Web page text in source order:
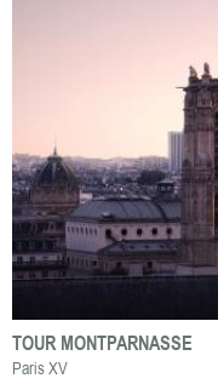
TOUR MONTPARNASSE
Paris XV